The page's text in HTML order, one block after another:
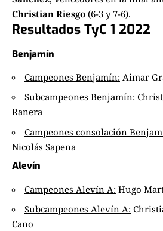
Christian Riesgo (6-3 y 7-6).
Resultados TyC 1 2022
Benjamín
Campeones Benjamín: Aimar
Subcampeones Benjamín:
Ranera
Campeones consolación
Nicolás Sapena
Alevín
Campeones Alevín A: Hugo
Subcampeones Alevín A:
Cano